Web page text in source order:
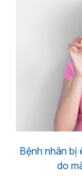
Bệnh nhân bị
do